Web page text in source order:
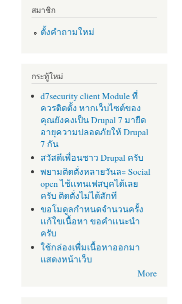
สมาชิก
ตั้งคำถามใหม่
กระทู้ใหม่
d7security client Module ที่
ควรติดตั้ง หากเว็บไซต์ของ
คุณยังคงเป็น Drupal 7 มายืด
อายุความปลอดภัยให้ Drupal
7 กัน
สวัสดีเพื่อนชาว Drupal ครับ
พยามติดตั่งหลายวันละ Social
open ไช้เเทนเฟสบุคได้เลย
ครับ ติดตั่งไม่ได้สักที
ขอโมดูลกำหนดจำนวนครั้ง
เเก้ใขเนื้อหา ขอคำเเนะนำ
ครับ
ใช้กล่องเพื่มเนื้อหาออกมา
แสดงหน้าเว็บ
More